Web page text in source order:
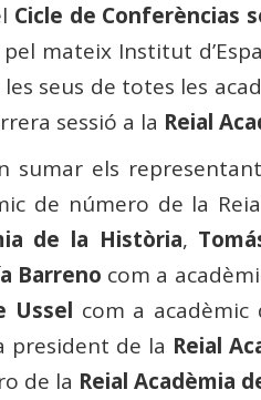
Cicle de Conferèncias
mateix Institut
seus de totes les
sessió a la Reial
sumar els
de número de la
de la Història,
Barreno com a
Ussel com a
president de la Reial
de la Reial Acadèmia